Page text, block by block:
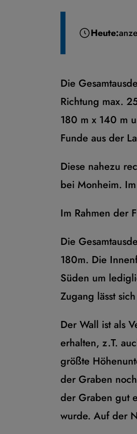
Heute:
Die
Richtung max.
180 m x 140 m
Funde aus der
Diese nahezu
bei Monheim.
Im Rahmen der
Die
180m. Die
Süden um
Zugang lässt
Der Wall ist als
erhalten, z.T.
größte
der Graben
der Graben gut
wurde. Auf der